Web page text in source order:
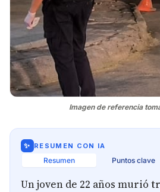
Imagen de referencia
✨ RESUMEN CON IA
Resumen Puntos clave
Un joven de 22 años murió